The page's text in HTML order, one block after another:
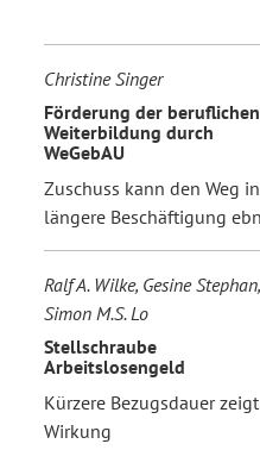
Christine Singer
Förderung der beruflichen
Weiterbildung durch
WeGebAU
Zuschuss kann den Weg in
längere Beschäftigung
Ralf A. Wilke, Gesine Stephan,
Simon M.S. Lo
Stellschraube
Arbeitslosengeld
Kürzere Bezugsdauer zeigt
Wirkung